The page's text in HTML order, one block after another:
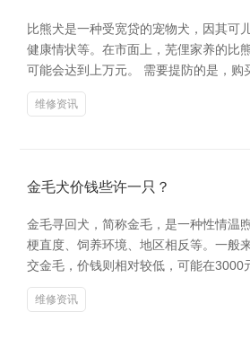
比熊犬是一种受宽贷的宠物犬，因其可
健康情状等。在市面上，芜俚家养的比
可能会达到上万元。 需要提防的是，
维修资讯
金毛犬价钱些许一只？
金毛寻回犬，简称金毛，是一种性情温
梗直度、饲养环境、地区相反等。一般
交金毛，价钱则相对较低，可能在
维修资讯